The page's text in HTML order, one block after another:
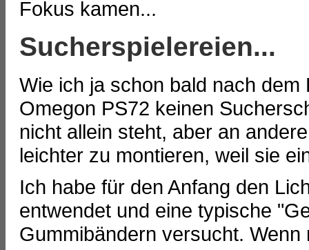
Fokus kamen...
Sucherspielereien...
Wie ich ja schon bald nach
Omegon PS72 keinen
nicht allein steht, aber an
leichter zu montieren, weil sie
Ich habe für den Anfang den
entwendet und eine typische
Gummibändern versucht.